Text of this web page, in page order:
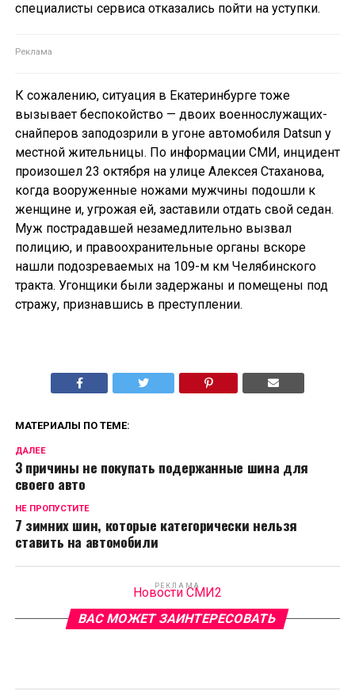
специалисты сервиса отказались пойти на уступки.
К сожалению, ситуация в Екатеринбурге тоже
вызывает беспокойство — двоих военнослужащих-
снайперов заподозрили в угоне автомобиля Datsun у
местной жительницы. По информации СМИ, инцидент
произошел 23 октября на улице Алексея Стаханова,
когда вооруженные ножами мужчины подошли к
женщине и, угрожая ей, заставили отдать свой седан.
Муж пострадавшей незамедлительно вызвал
полицию, и правоохранительные органы вскоре
нашли подозреваемых на 109-м км Челябинского
тракта. Угонщики были задержаны и помещены под
стражу, признавшись в преступлении.
МАТЕРИАЛЫ ПО ТЕМЕ:
ДАЛЕЕ
3 причины не покупать подержанные шина для
своего авто
НЕ ПРОПУСТИТЕ
7 зимних шин, которые категорически нельзя
ставить на автомобили
РЕКЛАМА
Новости СМИ2
ВАС МОЖЕТ ЗАИНТЕРЕСОВАТЬ